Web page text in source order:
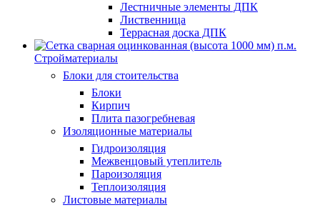
Лестничные элементы ДПК
Лиственница
Террасная доска ДПК
Стройматериалы
Блоки для стоительства
Блоки
Кирпич
Плита пазогребневая
Изоляционные материалы
Гидроизоляция
Межвенцовый утеплитель
Пароизоляция
Теплоизоляция
Листовые материалы